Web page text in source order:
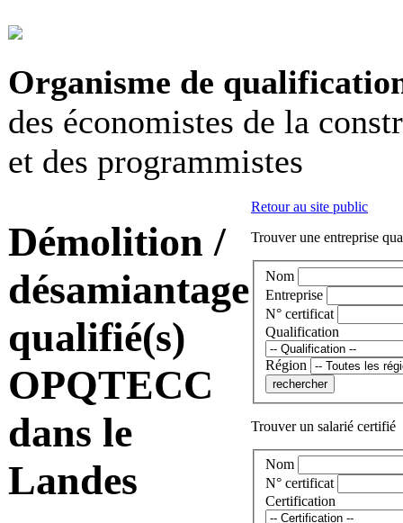
Organisme de
des économistes de la
et des programmistes
Démolition /
désamiantage
qualifié(s)
OPQTECC
dans le
Landes
Retour au site public
Trouver une entreprise
Nom
Entreprise
N° certificat
Qualification
Région
Trouver un salarié certifié
Nom
N° certificat
Certification